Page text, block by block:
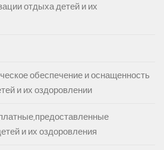
отдыха детей и их
обеспечение и оснащенность
и их оздоровлении
и их оздоровления